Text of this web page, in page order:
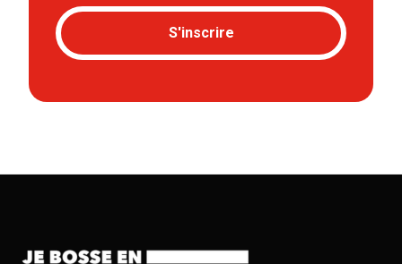
S'inscrire